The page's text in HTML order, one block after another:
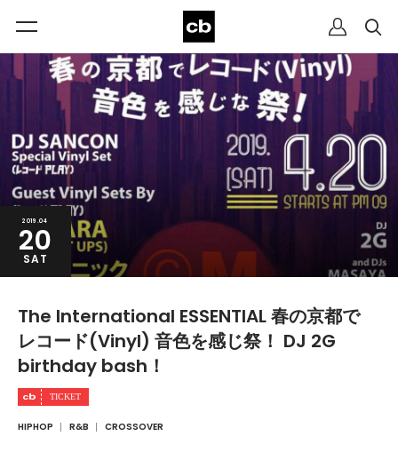
2019.04
20
SAT
The International ESSENTIAL 春の京都で
レコード(Vinyl) 音色を感じ祭！ DJ 2G
birthday bash！
HIPHOP R&B CROSSOVER